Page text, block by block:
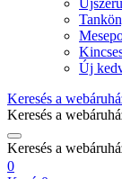
Új
Keresés a
Keresés a
Keresés a
0